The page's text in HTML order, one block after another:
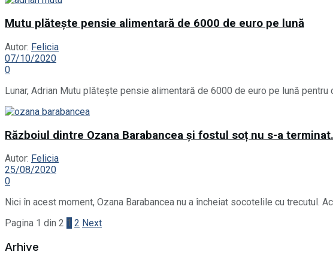
Mutu plătește pensie alimentară de 6000 de euro pe lună
Autor: Felicia
07/10/2020
0
Lunar, Adrian Mutu plătește pensie alimentară de 6000 de euro pe lună
Războiul dintre Ozana Barabancea și fostul soț nu s-a
Autor: Felicia
25/08/2020
0
Nici în acest moment, Ozana Barabancea nu a încheiat socotelile cu trecutul.
Pagina 1 din 2 1 2 Next
Arhive